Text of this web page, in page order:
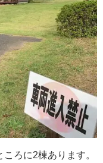
ろに2棟あります。